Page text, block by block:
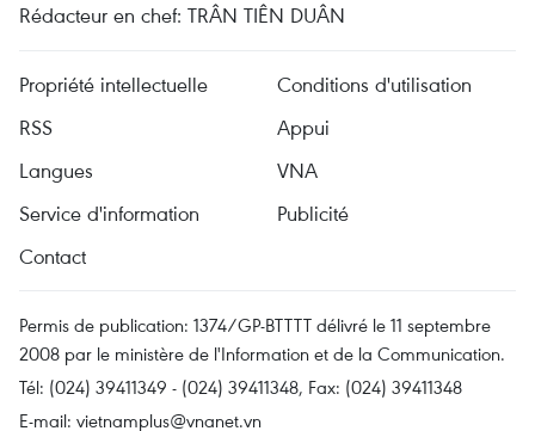
Rédacteur en chef: TRÂN TIÊN DUÂN
Propriété intellectuelle
Conditions d'utilisation
RSS
Appui
Langues
VNA
Service d'information
Publicité
Contact
Permis de publication: 1374/GP-BTTTT délivré le 11 septembre
2008 par le ministère de l'Information et de la Communication.
Tél: (024) 39411349 - (024) 39411348, Fax: (024) 39411348
E-mail: vietnamplus@vnanet.vn